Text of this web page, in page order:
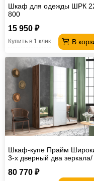
Шкаф для одежды ШРК
800
15 950 ₽
В
Купить в 1 клик
Шкаф-купе Прайм
3-х дверный два зеркала/
табачный
80 770 ₽